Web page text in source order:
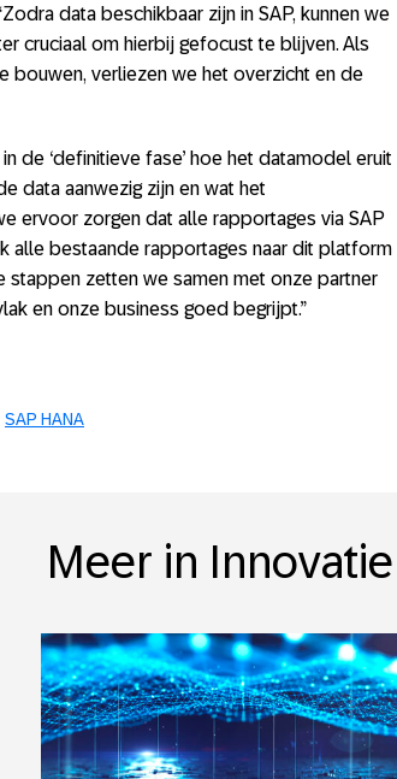
data beschikbaar zijn in SAP, kunnen we
cruciaal om hierbij gefocust te blijven. Als
verliezen we het overzicht en de
de ‘definitieve fase’ hoe het datamodel eruit
data aanwezig zijn en wat het
ervoor zorgen dat alle rapportages via SAP
alle bestaande rapportages naar dit platform
stappen zetten we samen met onze partner
en onze business goed begrijpt.”
SAP HANA
Meer in Innovatie